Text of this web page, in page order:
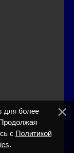
для более
с Политикой
.